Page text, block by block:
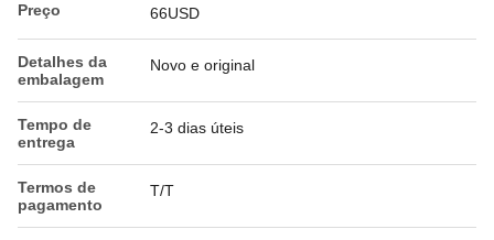
Preço 66USD
Detalhes da
embalagem
Novo e original
Tempo de
entrega
2-3 dias úteis
Termos de
pagamento
T/T